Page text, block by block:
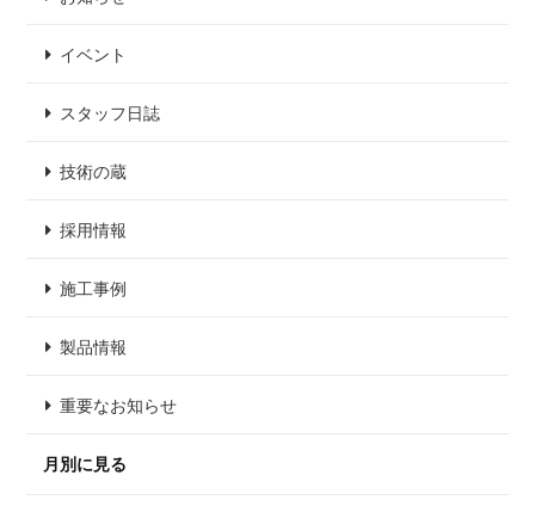
イベント
スタッフ日誌
技術の蔵
採用情報
施工事例
製品情報
重要なお知らせ
月別に見る